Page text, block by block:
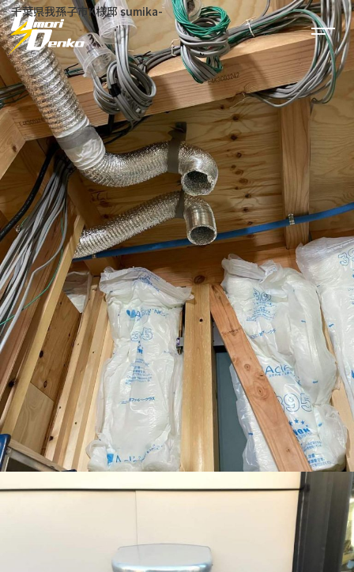
事業内容
太陽光発電
電気工事
建築・リフォーム
公共工事
空調工事
実績一覧
sumika-スミカ
公共工事
太陽光発電
建築・リフォーム
‐千葉県我孫子市K様邸 sumika-